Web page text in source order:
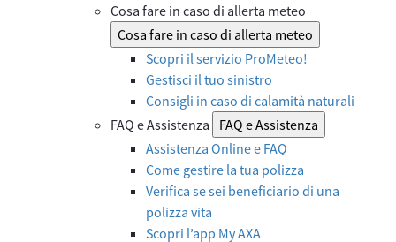
Cosa fare in caso di allerta meteo
Cosa fare in caso di allerta meteo
Scopri il servizio ProMeteo!
Gestisci il tuo sinistro
Consigli in caso di calamità naturali
FAQ e Assistenza
FAQ e Assistenza
Assistenza Online e FAQ
Come gestire la tua polizza
Verifica se sei beneficiario di una
polizza vita
Scopri l’app My AXA